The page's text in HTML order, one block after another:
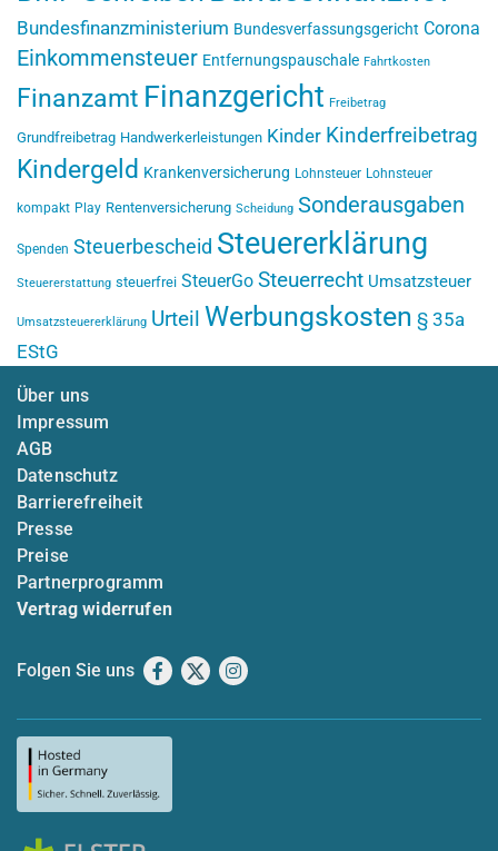
Bundesfinanzministerium Bundesverfassungsgericht Corona
Einkommensteuer Entfernungspauschale Fahrtkosten
Finanzamt Finanzgericht Freibetrag
Grundfreibetrag Handwerkerleistungen Kinder Kinderfreibetrag
Kindergeld Krankenversicherung Lohnsteuer Lohnsteuer
kompakt Play Rentenversicherung Scheidung Sonderausgaben
Spenden Steuerbescheid Steuererklärung
Steuererstattung steuerfrei SteuerGo Steuerrecht Umsatzsteuer
Umsatzsteuererklärung Urteil Werbungskosten § 35a
EStG
Über uns
Impressum
AGB
Datenschutz
Barrierefreiheit
Presse
Preise
Partnerprogramm
Vertrag widerrufen
Folgen Sie uns Facebook
X Instagram